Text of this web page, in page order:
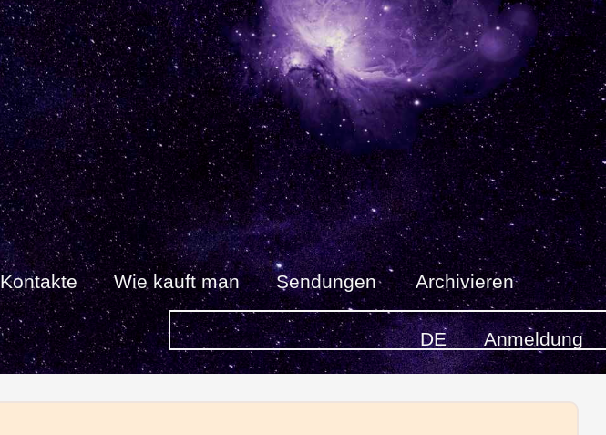
Kontakte Wie kauft man Sendungen Archivieren
Anmeldung
DE